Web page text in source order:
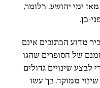
ימי יהושע. כלומר,
כן.
מדוע הכתובים אינם
של הסופרים שהגו
שינויים גדולים
ממוקד. כך עשו